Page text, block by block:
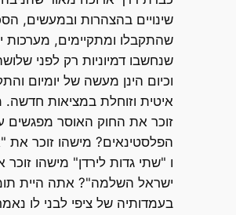
שינויים בהצהרות ובמעשים, הסכמים
שהתקבלו ומתקיימים, מערכות יחסים
שנחשבו דמיוניות רק לפני שלושה
וכיום הינן מעשה של יומיום
איטית וזוחלת במציאות חדשה. מישהו
זוכר את החוק האוסר מפגשים עם
הפלסטינאים? מישהו זוכר את "אף
ו "שתי גדות לירדן" מישהו זוכר את
ישראל השלמה"? אתה היית תומך
בעמדותיה של ציפי לבני לו נאמרו